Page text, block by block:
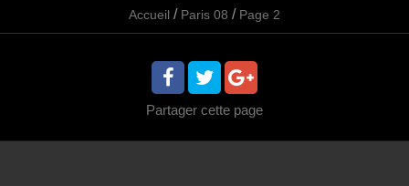
Accueil / Paris 08 / Page 2
Partager cette page